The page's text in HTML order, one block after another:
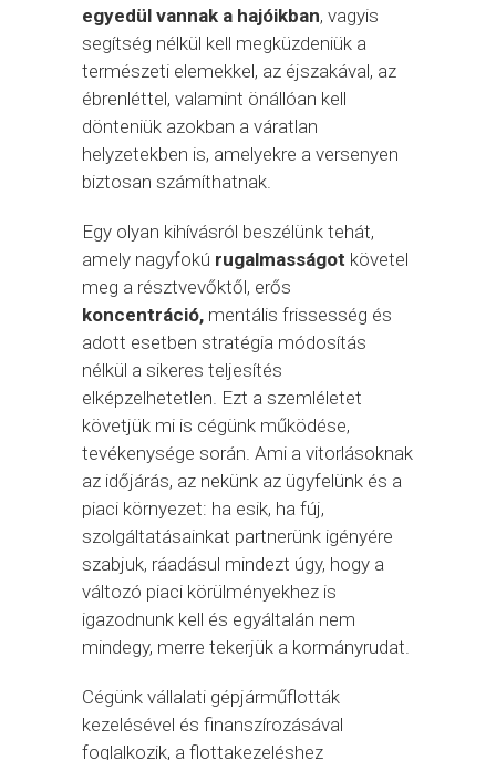
egyedül vannak a hajóikban, vagyis
segítség nélkül kell megküzdeniük a
természeti elemekkel, az éjszakával, az
ébrenléttel, valamint önállóan kell
dönteniük azokban a váratlan
helyzetekben is, amelyekre a versenyen
biztosan számíthatnak.
Egy olyan kihívásról beszélünk tehát,
amely nagyfokú rugalmasságot követel
meg a résztvevőktől, erős
koncentráció, mentális frissesség és
adott esetben stratégia módosítás
nélkül a sikeres teljesítés
elképzelhetetlen. Ezt a szemléletet
követjük mi is cégünk működése,
tevékenysége során. Ami a vitorlásoknak
az időjárás, az nekünk az ügyfelünk és a
piaci környezet: ha esik, ha fúj,
szolgáltatásainkat partnerünk igényére
szabjuk, ráadásul mindezt úgy, hogy a
változó piaci körülményekhez is
igazodnunk kell és egyáltalán nem
mindegy, merre tekerjük a kormányrudat.
Cégünk vállalati gépjárműflották
kezelésével és finanszírozásával
foglalkozik, a flottakezeléshez